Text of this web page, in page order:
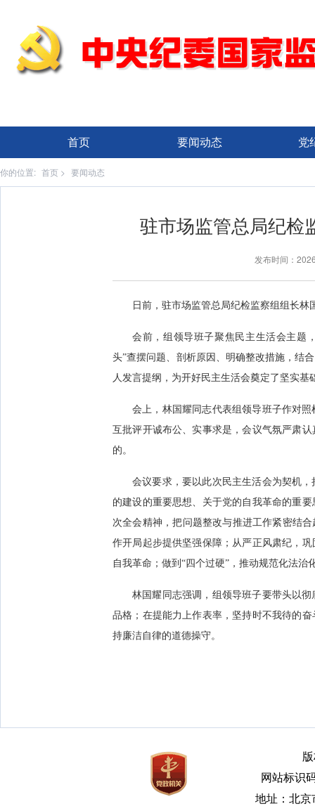
首页 要闻动态 党
你的位置: 首页 > 要闻动态
驻市场监管总局纪检
发布时间：
日前，驻市场监管总局纪检监察组组长
会前，组领导班子聚焦民主生活会主题
头”查摆问题、剖析原因、明确整改措施，结
人发言提纲，为开好民主生活会奠定了坚实基
会上，林国耀同志代表组领导班子作对
互批评开诚布公、实事求是，会议气氛严肃
的。
会议要求，要以此次民主生活会为契机
的建设的重要思想、关于党的自我革命的重
次全会精神，把问题整改与推进工作紧密结
作开局起步提供坚强保障；从严正风肃纪，
自我革命；做到“四个过硬”，推动规范化法治
林国耀同志强调，组领导班子要带头以
品格；在提能力上作表率，坚持时不我待的
持廉洁自律的道德操守。
网站标识
地址：北